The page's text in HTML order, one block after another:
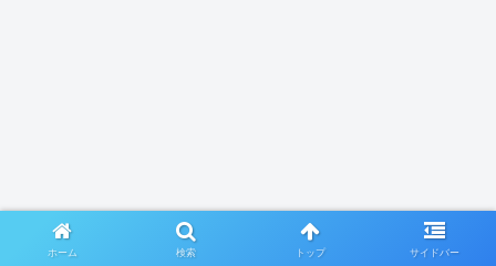
ホーム 検索 トップ サイドバー